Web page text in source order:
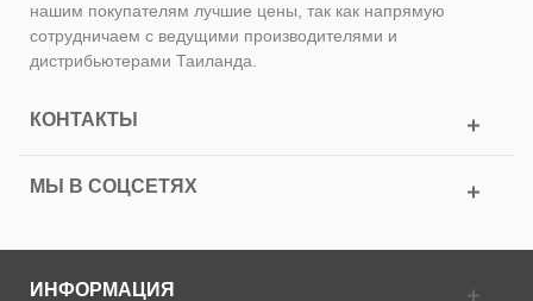
нашим покупателям лучшие цены, так как напрямую
сотрудничаем с ведущими производителями и
дистрибьютерами Таиланда.
КОНТАКТЫ
МЫ В СОЦСЕТЯХ
ИНФОРМАЦИЯ